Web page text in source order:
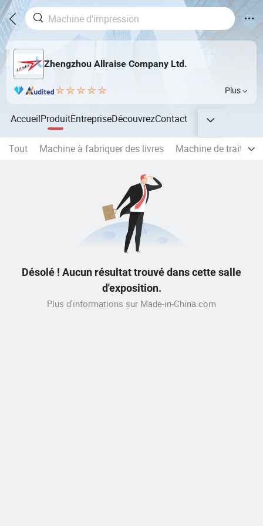
Zhengzhou Allraise Company Ltd.
Plus
AccueilProduitEntrepriseDécouvrezContact
Tout Machine à fabriquer des livres Machine de
Désolé ! Aucun résultat trouvé dans cette salle
d'exposition.
Plus d'informations sur Made-in-China.com